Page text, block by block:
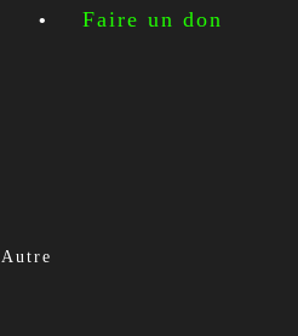
Faire un don
Autre